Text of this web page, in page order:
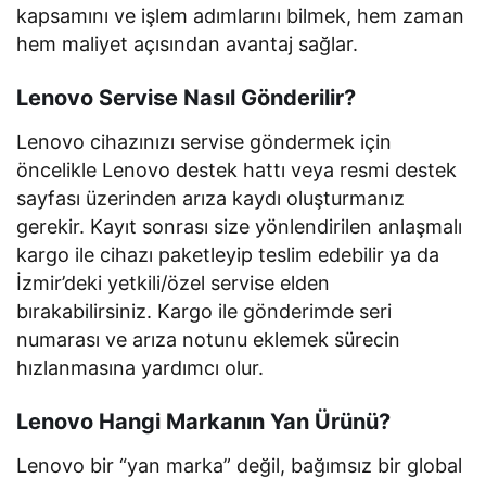
kapsamını ve işlem adımlarını bilmek, hem zaman
hem maliyet açısından avantaj sağlar.
Lenovo Servise Nasıl Gönderilir?
Lenovo cihazınızı servise göndermek için
öncelikle Lenovo destek hattı veya resmi destek
sayfası üzerinden arıza kaydı oluşturmanız
gerekir. Kayıt sonrası size yönlendirilen anlaşmalı
kargo ile cihazı paketleyip teslim edebilir ya da
İzmir’deki yetkili/özel servise elden
bırakabilirsiniz. Kargo ile gönderimde seri
numarası ve arıza notunu eklemek sürecin
hızlanmasına yardımcı olur.
Lenovo Hangi Markanın Yan Ürünü?
Lenovo bir “yan marka” değil, bağımsız bir global